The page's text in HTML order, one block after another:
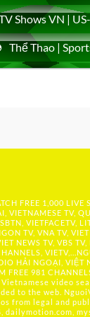
Shows VN |
Thể Thao |
FREE 1,000 LIVE
VIETNAMESE TV,
VIETFACETV,
TV, VNA TV,
NEWS TV, VBS
VIETV,...
HẢI NGOẠI, VIỆT
FREE 981
Vietnamese video
to the web.
from legal and